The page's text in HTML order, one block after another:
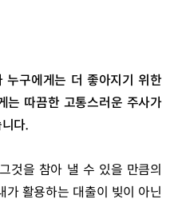
누구에게는 더 좋아지기 위한
는 따끔한 고통스러운 주사가
다.
것을 참아 낼 수 있을 만큼의
활용하는 대출이 빚이 아닌